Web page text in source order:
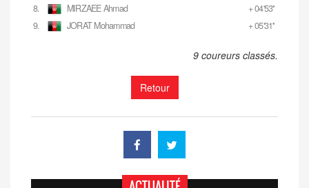
8. MIRZAEE Ahmad
+ 04'53''
9.
JORAT Mohammad + 05'31''
9 coureurs classés.
Retour